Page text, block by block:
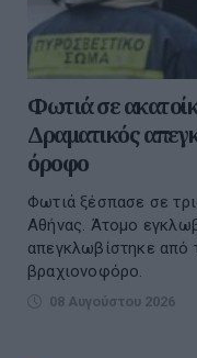
Φωτιά σε
Δραματικός
όροφο
Φωτιά ξέσπασε σε
Αθήνας. Άτομο
απεγκλωβίστηκε από
βραχιονοφόρο.
08 Αυγούστου 2026